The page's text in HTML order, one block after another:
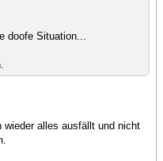
doofe Situation...
alles ausfällt und nicht